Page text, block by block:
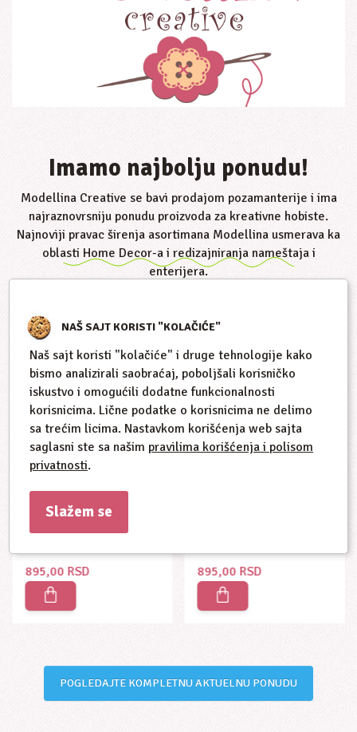
Imamo najbolju ponudu!
Modellina Creative se bavi prodajom pozamanterije i ima
najraznovrsniju ponudu proizvoda za kreativne hobiste.
Najnoviji pravac širenja asortimana Modellina usmerava ka
oblasti Home Decor-a i redizajniranja nameštaja i
enterijera.
Fiskars Ringlice -
Nature
895,00 RSD 895,00 RSD
POGLEDAJTE KOMPLETNU AKTUELNU PONUDU
NAŠ SAJT KORISTI "KOLAČIĆE"
Naš sajt koristi "kolačiće" i druge tehnologije kako
bismo analizirali saobraćaj, poboljšali korisničko
iskustvo i omogućili dodatne funkcionalnosti
korisnicima. Lične podatke o korisnicima ne delimo
sa trećim licima. Nastavkom korišćenja web sajta
saglasni ste sa našim pravilima korišćenja i polisom
privatnosti.
Slažem se